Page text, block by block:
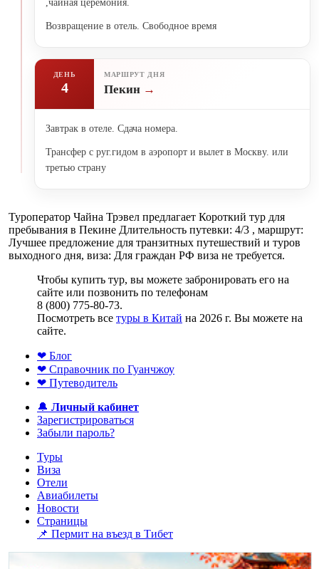
,чайная церемония.
Возвращение в отель. Свободное время
ДЕНЬ
4
МАРШРУТ ДНЯ
Пекин
Завтрак в отеле. Сдача номера.
Трансфер с руг.гидом в аэропорт и вылет в Москву. или
третью страну
Туроператор Чайна Трэвел предлагает Короткий тур для
пребывания в Пекине Длительность путевки: 4/3 , маршрут:
Лучшее предложение для транзитных путешествий и туров
выходного дня, виза: Для граждан РФ виза не требуется.
Чтобы купить тур, вы можете забронировать его на
сайте или позвонить по телефонам
8 (800) 775-80-73.
Посмотреть все туры в Китай на 2026 г. Вы можете на
сайте.
❤ Блог
❤ Справочник по Гуанчжоу
❤ Путеводитель
🔔 Личный кабинет
Зарегистрироваться
Забыли пароль?
Туры
Виза
Отели
Авиабилеты
Новости
Страницы
📌 Пермит на въезд в Тибет